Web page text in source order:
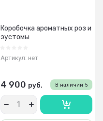
Коробочка ароматных роз и
эустомы
Артикул: нет
В наличии 5
4 900 руб.